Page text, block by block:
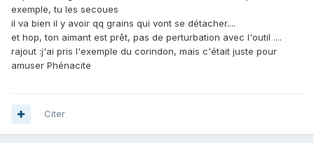
exemple, tu les secoues
il va bien il y avoir qq grains qui vont se détacher....
et hop, ton aimant est prêt, pas de perturbation avec l'outil ....
rajout :j'ai pris l'exemple du corindon, mais c'était juste pour
amuser Phénacite
Citer